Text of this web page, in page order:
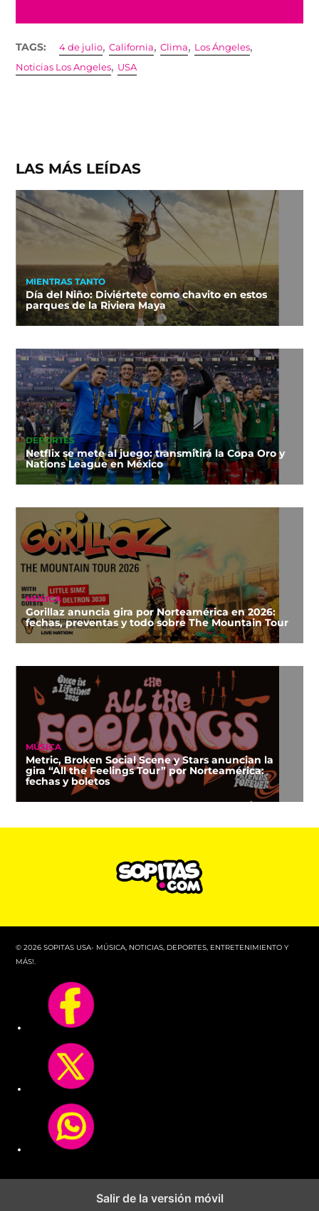
TAGS: 4 de julio,California,Clima, Los Ángeles,
Noticias Los Angeles, USA
LAS MÁS LEÍDAS
MIENTRAS TANTO
Día del Niño: Diviértete como chavito en estos
parques de la Riviera Maya
DEPORTES
Netflix se mete al juego: transmitirá la Copa Oro y
Nations League en México
MÚSICA
Gorillaz anuncia gira por Norteamérica en 2026:
fechas, preventas y todo sobre The Mountain Tour
MÚSICA
Metric, Broken Social Scene y Stars anuncian la
gira “All the Feelings Tour” por Norteamérica:
fechas y boletos
© 2026 SOPITAS USA- MÚSICA, NOTICIAS, DEPORTES, ENTRETENIMIENTO Y
MÁS!.
Salir de la versión móvil